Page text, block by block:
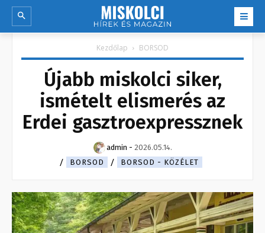
Kezdőlap BORSOD
Újabb miskolci siker,
ismételt elismerés az
Erdei gasztroexpressznek
admin - 2026.05.14.
BORSOD
BORSOD - KÖZÉLET